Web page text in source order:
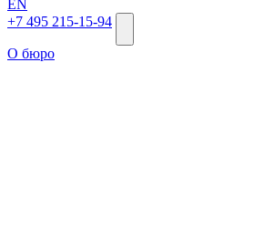
EN
+7 495 215-15-94
О бюро